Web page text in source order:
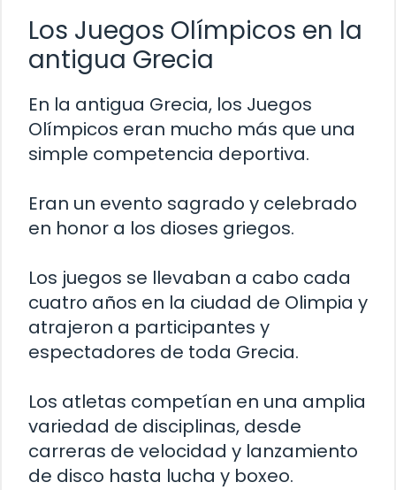
Los Juegos Olímpicos en la
antigua Grecia
En la antigua Grecia, los Juegos
Olímpicos eran mucho más que una
simple competencia deportiva.
Eran un evento sagrado y celebrado
en honor a los dioses griegos.
Los juegos se llevaban a cabo cada
cuatro años en la ciudad de Olimpia y
atrajeron a participantes y
espectadores de toda Grecia.
Los atletas competían en una amplia
variedad de disciplinas, desde
carreras de velocidad y lanzamiento
de disco hasta lucha y boxeo.